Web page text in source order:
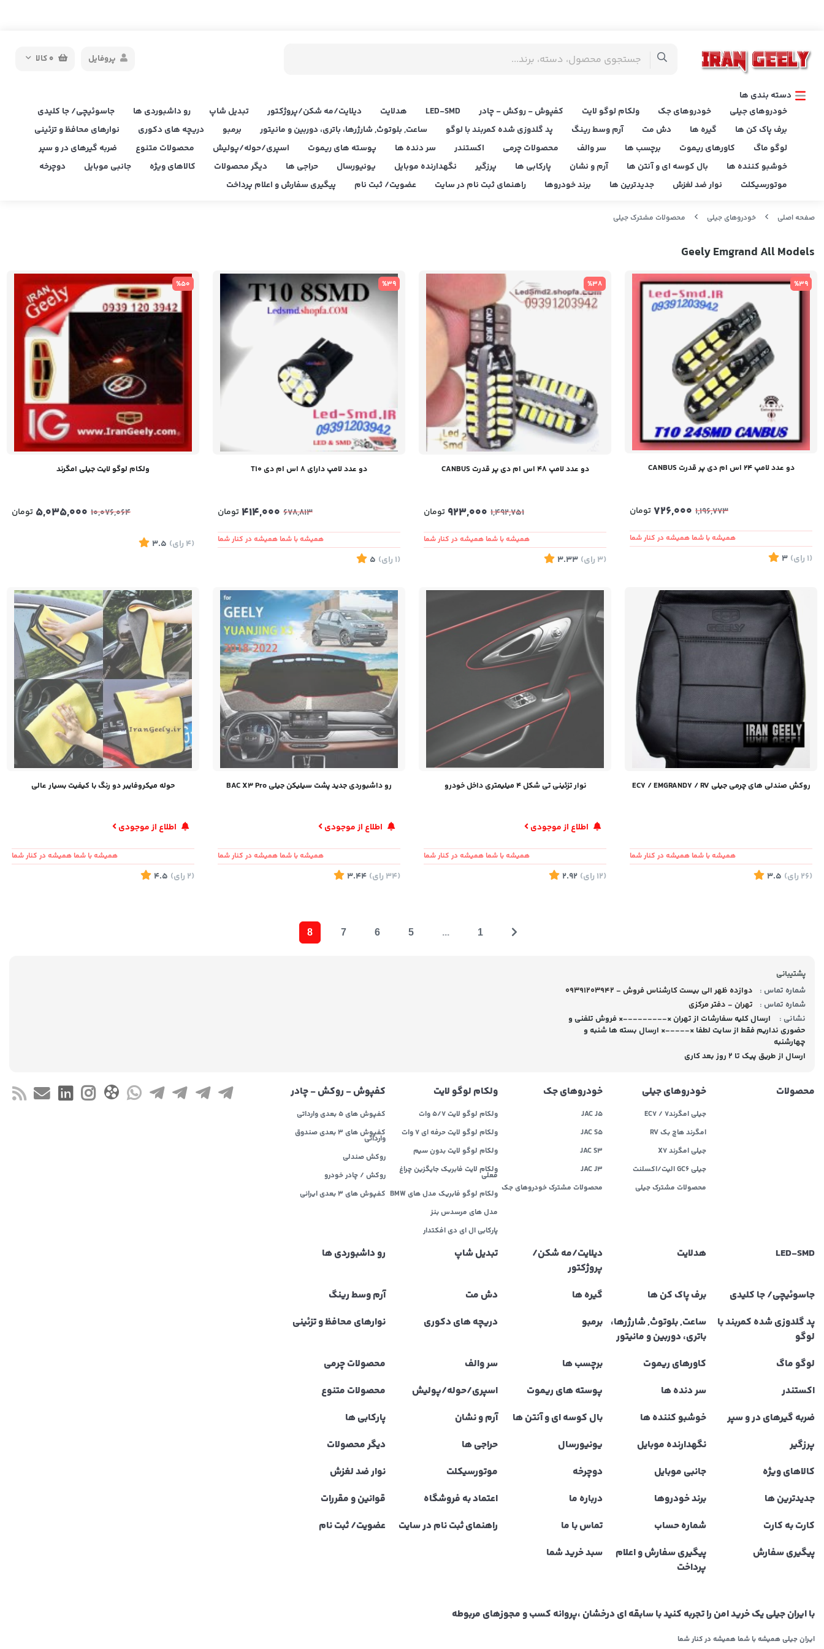
0کالا پروفایل
دسته بندی ها
خودروهای جیلی
خودروهای جک ولکام لوگو لایت کفپوش - روکش - چادر LED‌-SMD هدلایت دیلایت/مه شکن/پروژکتور تبدیل شاپ رو داشبوردی ها
جاسوئیچی/ جا کلیدی
برف پاک کن ها
گیره ها دش مت آرم وسط رینگ پد گلدوزی شده کمربند با لوگو ساعت, بلوتوث, شارژرها، باتری، دوربین و مانیتور برمبو دریچه های دکوری
نوارهای محافظ و تزئینی
لوگو ماگ
کاورهای ریموت برچسب ها سر والف محصولات چرمی اکستندر سر دنده ها پوسته های ریموت اسپری/حوله/پولیش محصولات متنوع
ضربه گیرهای در و سپر
خوشبو کننده ها
بال کوسه ای و آنتن ها آرم و نشان پارکابی ها پرزگیر نگهدارنده موبایل یونیورسال حراجی ها دیگر محصولات کالاهای ویژه جانبی موبایل
دوچرخه
موتورسیکلت
نوار ضد لغزش جدیدترین ها برند خودروها راهنمای ثبت نام در سایت عضویت/ ثبت نام پیگیری سفارش و اعلام پرداخت
صفحه اصلی خودروهای جیلی محصولات مشترک جیلی
Geely Emgrand All Models
%39
دو عدد لامپ ۲۴ اس ام دی پر قدرت CANBUS
1,196,773
726,000تومان
همیشه با شما همیشه در کنار شما
(1 رای)
3
%38
دو عدد لامپ ۴۸ اس ام دی پر قدرت CANBUS
1,492,751
923,000 تومان
همیشه با شما همیشه در کنار شما
(3 رای)
3.33
%39
دو عدد لامپ دارای 8 اس ام دی T10
678,813
414,000تومان
همیشه با شما همیشه در کنار شما
(1 رای)
5
%50
ولکام لوگو لایت جیلی امگرند
10,076,064
5,035,000 تومان
(4 رای)
3.5
روکش صندلی های چرمی جیلی EC7 / EMGRAND7 / RV
همیشه با شما همیشه در کنار شما
(26 رای)
3.5
نوار تزئینی تی شکل ۴ میلیمتری داخل خودرو
اطلاع از موجودی
همیشه با شما همیشه در کنار شما
(12 رای)
2.92
رو داشبوردی جدید پشت سیلیکن جیلی BAC X3 Pro
اطلاع از موجودی
همیشه با شما همیشه در کنار شما
(34 رای)
3.44
حوله میکروفایبر دو رنگ با کیفیت بسیار عالی
اطلاع از موجودی
همیشه با شما همیشه در کنار شما
(2 رای)
4.5
1
...
5
6
7
8
پشتیبانی
شماره تماس :
09391203942 - دوازده ظهر الی بیست کارشناس فروش
شماره تماس :
تهران - دفتر مرکزی
نشانی :
ارسال کلیه سفارشات از تهران ×---------× فروش تلفنی و
حضوری نداریم فقط از سایت لطفا ×-----× ارسال بسته ها شنبه و
چهارشنبه
ارسال از طریق پیک تا ۲ روز بعد کاری
محصولات خودروهای جیلی
جیلی امگرند۷ / EC7
امگرند هاچ بک RV
جیلی امگرند X7
جیلی GC6 الیت/اکسلنت
محصولات مشترک جیلی
خودروهای جک
JAC J5
JAC S5
JAC S3
JAC J3
محصولات مشترک خودروهای جک
ولکام لوگو لایت
ولکام لوگو لایت 5/7 وات
ولکام لوگو لایت حرفه ای 7 وات
ولکام لوگو لایت بدون سیم
ولکام لایت فابریک جایگزین چراغ
فعلی
ولکام لوگو فابریک مدل های BMW
مدل های مرسدس بنز
پارکابی ال ای دی افکتدار
کفپوش - روکش - چادر
کفپوش های 5 بعدی وارداتی
کفپوش های 3 بعدی صندوق
وارداتی
روکش صندلی
روکش / چادر خودرو
کفپوش های ۳ بعدی ایرانی
LED‌-SMD هدلایت
دیلایت/مه شکن/
پروژکتور
تبدیل شاپ رو داشبوردی ها
جاسوئیچی/ جا کلیدی برف پاک کن ها گیره ها دش مت
آرم وسط رینگ
پد گلدوزی شده کمربند با
لوگو
ساعت, بلوتوث, شارژرها،
باتری، دوربین و مانیتور
برمبو دریچه های دکوری نوارهای محافظ و تزئینی
لوگو ماگ کاورهای ریموت برچسب ها سر والف
محصولات چرمی
اکستندر
سر دنده ها پوسته های ریموت اسپری/حوله/پولیش
محصولات متنوع
ضربه گیرهای در و سپر
خوشبو کننده ها بال کوسه ای و آنتن ها آرم و نشان
پارکابی ها
پرزگیر
نگهدارنده موبایل یونیورسال حراجی ها
دیگر محصولات
کالاهای ویژه
جانبی موبایل دوچرخه موتورسیکلت
نوار ضد لغزش
جدیدترین ها
برند خودروها درباره ما اعتماد به فروشگاه
قوانین و مقررات
کارت به کارت
شماره حساب تماس با ما راهنمای ثبت نام در سایت
عضویت/ ثبت نام
پیگیری سفارش
پیگیری سفارش و اعلام
پرداخت
سبد خرید شما
با ایران جیلی یک خرید امن را تجربه کنید با سابقه ای درخشان ،پروانه کسب و مجوزهای مربوطه
ایران جیلی همیشه با شما همیشه در کنار شما